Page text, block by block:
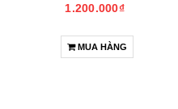
1.200.000₫
MUA HÀNG